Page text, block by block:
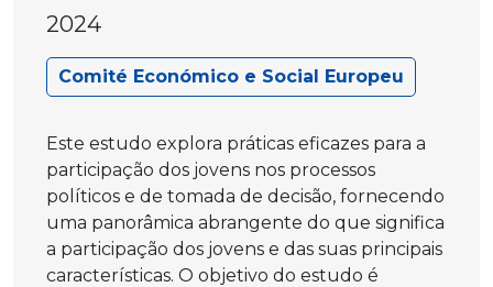
2024
Comité Económico e Social Europeu
Este estudo explora práticas eficazes para a
participação dos jovens nos processos
políticos e de tomada de decisão, fornecendo
uma panorâmica abrangente do que significa
a participação dos jovens e das suas principais
características. O objetivo do estudo é